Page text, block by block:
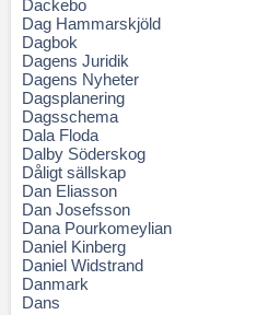
Dackebo
Dag Hammarskjöld
Dagbok
Dagens Juridik
Dagens Nyheter
Dagsplanering
Dagsschema
Dala Floda
Dalby Söderskog
Dåligt sällskap
Dan Eliasson
Dan Josefsson
Dana Pourkomeylian
Daniel Kinberg
Daniel Widstrand
Danmark
Dans